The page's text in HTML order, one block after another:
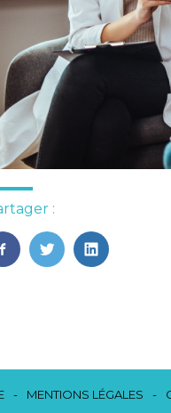
:
TwitterLinkedIn
MENTIONS LÉGALES